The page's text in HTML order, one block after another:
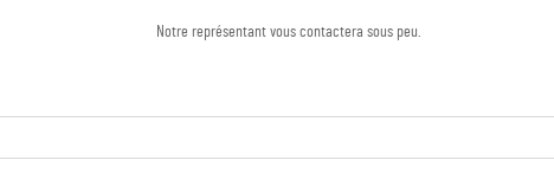
Notre représentant vous contactera sous peu.